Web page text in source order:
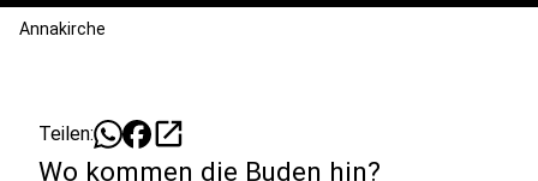
Annakirche
Teilen: open_in_new
Wo kommen die Buden hin?